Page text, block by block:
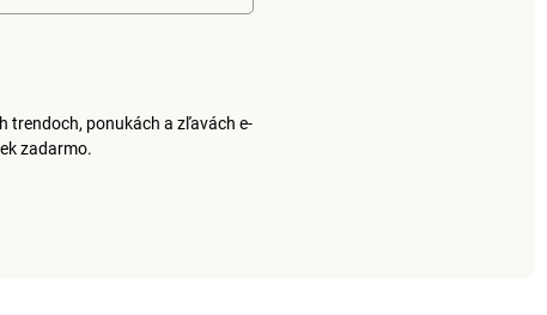
trendoch, ponukách a zľavách e-
zadarmo.